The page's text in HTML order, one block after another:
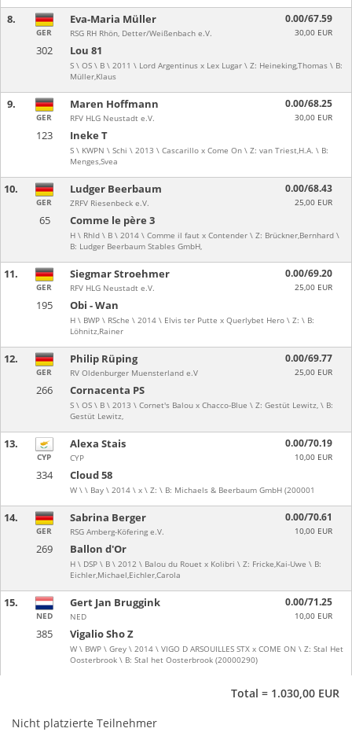
8.
302 Lou 81
S \ OS \ B \ 2011 \ Lord Argentinus x Lex Lugar \ Z: Heineking,Thomas \ B:
Müller,Klaus
GER
Eva-Maria Müller
RSG RH Rhön, Detter/Weißenbach e.V.
0.00/67.59
30,00 EUR
9.
123 Ineke T
S \ KWPN \ Schi \ 2013 \ Cascarillo x Come On \ Z: van Triest,H.A. \ B:
Menges,Svea
GER
Maren Hoffmann
RFV HLG Neustadt e.V.
0.00/68.25
30,00 EUR
10.
65 Comme le père 3
H \ Rhld \ B \ 2014 \ Comme il faut x Contender \ Z: Brückner,Bernhard \
B: Ludger Beerbaum Stables GmbH,
GER
Ludger Beerbaum
ZRFV Riesenbeck e.V.
0.00/68.43
25,00 EUR
11.
195 Obi - Wan
H \ BWP \ RSche \ 2014 \ Elvis ter Putte x Querlybet Hero \ Z: \ B:
Löhnitz,Rainer
GER
Siegmar Stroehmer
RFV HLG Neustadt e.V.
0.00/69.20
25,00 EUR
12.
266 Cornacenta PS
S \ OS \ B \ 2013 \ Cornet's Balou x Chacco-Blue \ Z: Gestüt Lewitz, \ B:
Gestüt Lewitz,
GER
Philip Rüping
RV Oldenburger Muensterland e.V
0.00/69.77
25,00 EUR
13.
334 Cloud 58
W \ \ Bay \ 2014 \ x \ Z: \ B: Michaels & Beerbaum GmbH (200001
CYP
Alexa Stais
CYP
0.00/70.19
10,00 EUR
14.
269 Ballon d'Or
H \ DSP \ B \ 2012 \ Balou du Rouet x Kolibri \ Z: Fricke,Kai-Uwe \ B:
Eichler,Michael,Eichler,Carola
GER
Sabrina Berger
RSG Amberg-Köfering e.V.
0.00/70.61
10,00 EUR
15.
385 Vigalio Sho Z
W \ BWP \ Grey \ 2014 \ VIGO D ARSOUILLES STX x COME ON \ Z: Stal Het
Oosterbrook \ B: Stal het Oosterbrook (20000290)
NED
Gert Jan Bruggink
NED
0.00/71.25
10,00 EUR
Total = 1.030,00 EUR
Nicht platzierte Teilnehmer